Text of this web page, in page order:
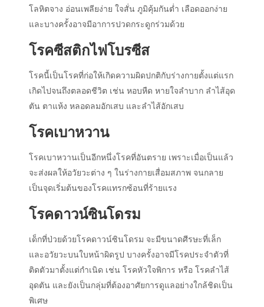
โลหิตจาง อ่อนเพลียง่าย ใจสั่น ภูมิคุ้มกันต่ำ เลือดออกง่าย
และบางครั้งอาจมีอาการปวดกระดูกร่วมด้วย
โรคซีสติกไฟโบรซีส
โรคนี้เป็นโรคที่ก่อให้เกิดความผิดปกติกับร่างกายตั้งแต่แรก
เกิดไปจนถึงตลอดชีวิต เช่น หอบหืด หายใจลำบาก ลำไส้อุด
ตัน ตาแห้ง หลอดลมอักเสบ และลำไส้อักเสบ
โรคเบาหวาน
โรคเบาหวานเป็นอีกหนึ่งโรคที่อันตราย เพราะเมื่อเป็นแล้ว
จะส่งผลให้อวัยวะต่าง ๆ ในร่างกายเสื่อมสภาพ จนกลาย
เป็นจุดเริ่มต้นของโรคแทรกซ้อนที่ร้ายแรง
โรคดาวน์ซินโดรม
เด็กที่ป่วยด้วยโรคดาวน์ซินโดรม จะมีขนาดศีรษะที่เล็ก
และอวัยวะบนใบหน้าผิดรูป บางครั้งอาจมีโรคประจำตัวที่
ติดตัวมาตั้งแต่กำเนิด เช่น โรคหัวใจพิการ หรือ โรคลำไส้
อุดตัน และยังเป็นกลุ่มที่ต้องอาศัยการดูแลอย่างใกล้ชิดเป็น
พิเศษ